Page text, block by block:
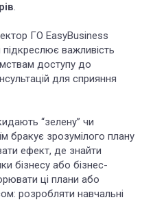
.
ГО EasyBusiness
підкреслює важливість
доступу до
для сприяння
“зелену” чи
бракує зрозумілого плану
ефект, де знайти
бізнесу або бізнес-
ці плани або
розробляти навчальні